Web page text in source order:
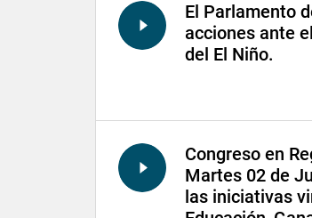
El Parlamento
acciones ante
del El Niño.
Congreso en
Martes 02 de
las iniciativas